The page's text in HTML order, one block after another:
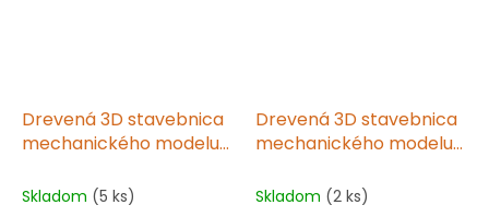
Drevená 3D stavebnica
mechanického modelu
Skladom (5 ks)
Drevená 3D stavebnica
mechanického modelu
Skladom (2 ks)